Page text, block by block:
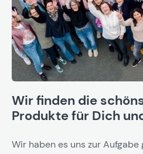
Wir finden die
Produkte für Dich
Wir haben es uns zur